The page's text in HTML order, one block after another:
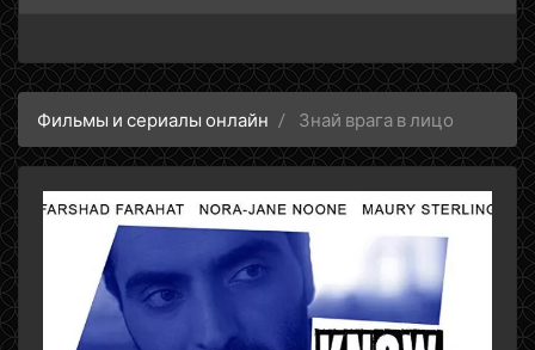
Фильмы и сериалы онлайн Знай врага в лицо